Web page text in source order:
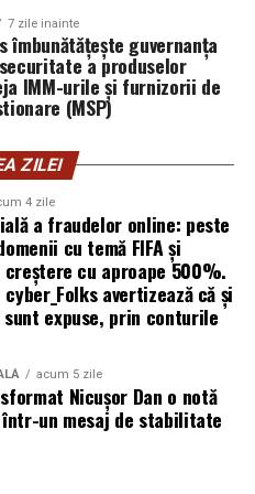
Technology Officer
de FBI, care a inclus în
asociate
concentrat în principal
orașelor gazdă, însă
pot fi afectate
legătură directă cu
sau vânzarea de bilete.
în contextul
evenimentelor
public ridicat, de
7 zile inainte
îmbunătățește guvernanța
a produselor
IMM-urile și furnizorii de
(MSP)
ZILEI
4 zile
a fraudelor online: peste
cu temă FIFA și
cu aproape 500%.
avertizează că și
expuse, prin conturile
acum 5 zile
Nicușor Dan o notă
un mesaj de stabilitate